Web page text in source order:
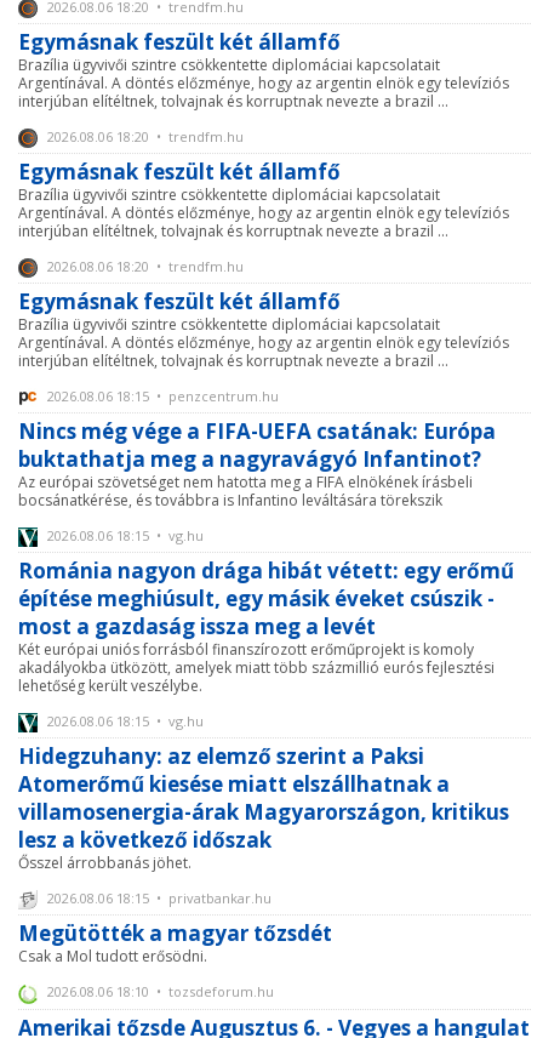
2026.08.06 18:20 • trendfm.hu
Egymásnak feszült két államfő
Brazília ügyvivői szintre csökkentette diplomáciai kapcsolatait
Argentínával. A döntés előzménye, hogy az argentin elnök egy televíziós
interjúban elítéltnek, tolvajnak és korruptnak nevezte a brazil ...
2026.08.06 18:20 • trendfm.hu
Egymásnak feszült két államfő
Brazília ügyvivői szintre csökkentette diplomáciai kapcsolatait
Argentínával. A döntés előzménye, hogy az argentin elnök egy televíziós
interjúban elítéltnek, tolvajnak és korruptnak nevezte a brazil ...
2026.08.06 18:20 • trendfm.hu
Egymásnak feszült két államfő
Brazília ügyvivői szintre csökkentette diplomáciai kapcsolatait
Argentínával. A döntés előzménye, hogy az argentin elnök egy televíziós
interjúban elítéltnek, tolvajnak és korruptnak nevezte a brazil ...
2026.08.06 18:15 • penzcentrum.hu
Nincs még vége a FIFA-UEFA csatának: Európa
buktathatja meg a nagyravágyó Infantinot?
Az európai szövetséget nem hatotta meg a FIFA elnökének írásbeli
bocsánatkérése, és továbbra is Infantino leváltására törekszik
2026.08.06 18:15 • vg.hu
Románia nagyon drága hibát vétett: egy erőmű
építése meghiúsult, egy másik éveket csúszik -
most a gazdaság issza meg a levét
Két európai uniós forrásból finanszírozott erőműprojekt is komoly
akadályokba ütközött, amelyek miatt több százmillió eurós fejlesztési
lehetőség került veszélybe.
2026.08.06 18:15 • vg.hu
Hidegzuhany: az elemző szerint a Paksi
Atomerőmű kiesése miatt elszállhatnak a
villamosenergia-árak Magyarországon, kritikus
lesz a következő időszak
Ősszel árrobbanás jöhet.
2026.08.06 18:15 • privatbankar.hu
Megütötték a magyar tőzsdét
Csak a Mol tudott erősödni.
2026.08.06 18:10 • tozsdeforum.hu
Amerikai tőzsde Augusztus 6. - Vegyes a hangulat